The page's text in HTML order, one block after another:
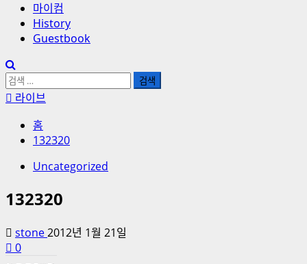
마이컴
History
Guestbook
검
색:라이브
홈
132320
Uncategorized
132320
stone2012년 1월 21일
0